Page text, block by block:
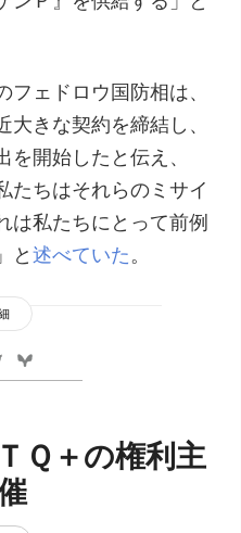
フェドロウ国防相は、
大きな契約を締結し、
を開始したと伝え、
たちはそれらのミサイ
は私たちにとって前例
と述べていた 。
Ｑ＋の権利主